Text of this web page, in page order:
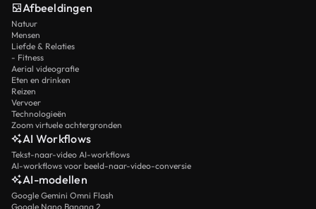
Afbeeldingen
Natuur
Mensen
Liefde & Relaties
- Fitness
Aerial videografie
Eten en drinken
Reizen
Vervoer
Technologieën
Zoom virtuele achtergronden
AI Workflows
Tekst-naar-video AI-workflows
AI-workflows voor beeld-naar-video-conversie
AI-modellen
Google Gemini Omni Flash
Google Nano Banana 2